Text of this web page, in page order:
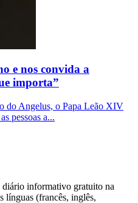
e nos convida a
importa”
do Angelus, o Papa Leão XIV
pessoas a...
informativo gratuito na
línguas (francês, inglês,